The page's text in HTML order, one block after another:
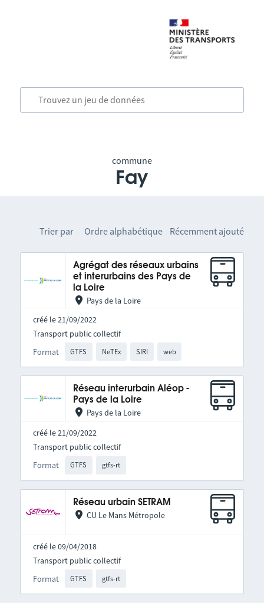
commune
Fay
Trier par Ordre alphabétique Récemment ajouté
Agrégat des réseaux urbains
et interurbains des Pays de
la Loire
Pays de la Loire
créé le 21/09/2022
Format GTFS NeTEx SIRI web
Transport public collectif
Réseau interurbain Aléop -
Pays de la Loire
Pays de la Loire
créé le 21/09/2022
Format GTFS gtfs-rt
Transport public collectif
Réseau urbain SETRAM
CU Le Mans Métropole
créé le 09/04/2018
Format GTFS gtfs-rt
Transport public collectif